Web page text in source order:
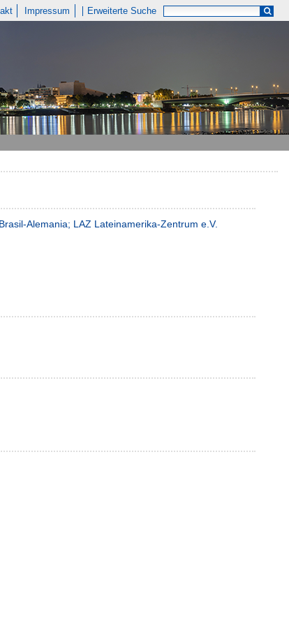
Impressum Erweiterte Suche
Alemania; LAZ Lateinamerika-Zentrum e.V.